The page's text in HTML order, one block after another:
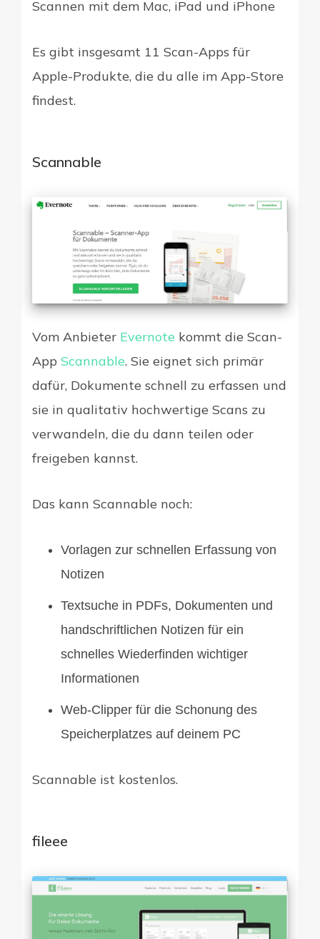
Scannen mit dem Mac, iPad und iPhone
Es gibt insgesamt 11 Scan-Apps für
Apple-Produkte, die du alle im App-Store
findest.
Scannable
Vom Anbieter Evernote kommt die Scan-
App Scannable. Sie eignet sich primär
dafür, Dokumente schnell zu erfassen und
sie in qualitativ hochwertige Scans zu
verwandeln, die du dann teilen oder
freigeben kannst.
Das kann Scannable noch:
Vorlagen zur schnellen Erfassung von
Notizen
Textsuche in PDFs, Dokumenten und
handschriftlichen Notizen für ein
schnelles Wiederfinden wichtiger
Informationen
Web-Clipper für die Schonung des
Speicherplatzes auf deinem PC
Scannable ist kostenlos.
fileee